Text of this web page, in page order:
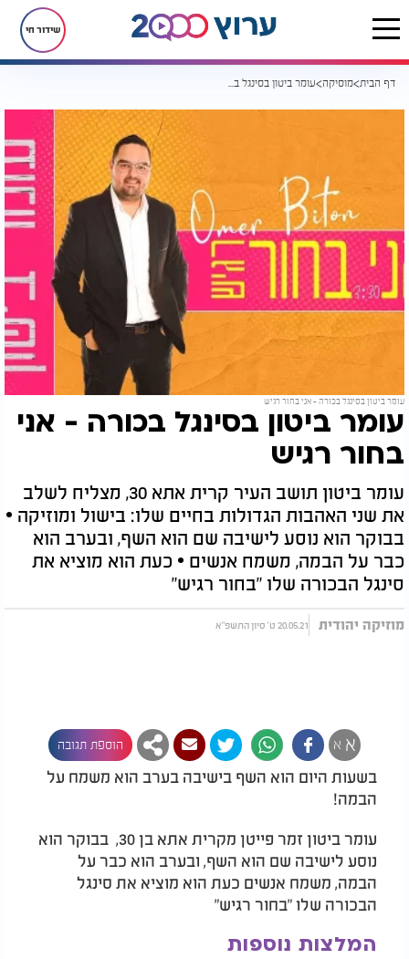
שידור חי
דף הבית מוסיקה עומר ביטון בסינגל בכורה - אני בחור רגיש‎
עומר ביטון בסינגל בכורה - אני בחור רגיש‎
עומר ביטון בסינגל בכורה - אני
בחור רגיש‎
עומר ביטון תושב העיר קרית אתא 30, מצליח לשלב
את שני האהבות הגדולות בחיים שלו: בישול ומוזיקה •
בבוקר הוא נוסע לישיבה שם הוא השף, ובערב הוא
כבר על הבמה, משמח אנשים • כעת הוא מוציא את
סינגל הבכורה שלו "בחור רגיש"
מוזיקה יהודית 20.05.21 ט' סיון התשפ"א
א א הוספת תגובה
בשעות היום הוא השף בישיבה בערב הוא משמח על
הבמה!
עומר ביטון זמר פייטן מקרית אתא בן 30, בבוקר הוא
נוסע לישיבה שם הוא השף, ובערב הוא כבר על
הבמה, משמח אנשים כעת הוא מוציא את סינגל
הבכורה שלו "בחור רגיש"
המלצות נוספות